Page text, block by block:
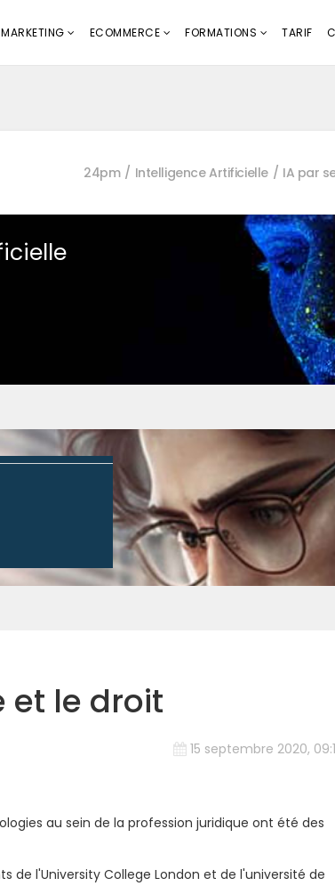
MARKETING ECOMMERCE FORMATIONS TARIF
24pm Intelligence Artificielle IA par
et le droit
15 septembre 2020,
au sein de la profession juridique ont été des
de l'University College London et de l'université de